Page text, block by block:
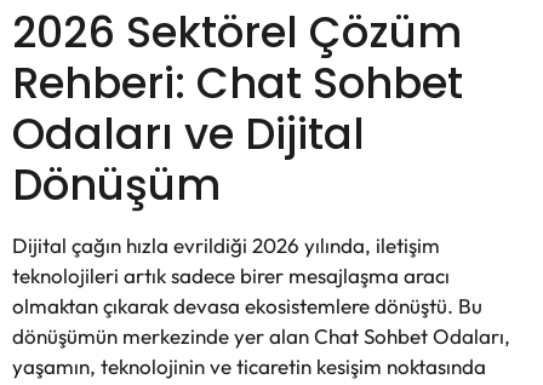
2026 Sektörel Çözüm
Rehberi: Chat Sohbet
Odaları ve Dijital
Dönüşüm
Dijital çağın hızla evrildiği 2026 yılında, iletişim
teknolojileri artık sadece birer mesajlaşma aracı
olmaktan çıkarak devasa ekosistemlere dönüştü. Bu
dönüşümün merkezinde yer alanChat Sohbet Odaları,
yaşamın, teknolojinin ve ticaretin kesişim noktasında